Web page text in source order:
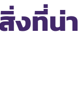
งที่น่า